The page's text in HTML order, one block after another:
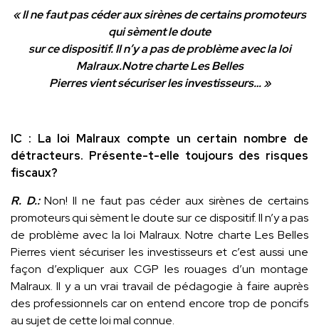
« Il ne faut pas céder aux sirènes decertains promoteurs
qui sèment le doute
sur ce dispositif. Il n’y a pas de problèmeavec la loi
Malraux.Notre charte Les Belles
Pierres vient sécuriser les investisseurs… »
IC : La loi Malraux compte un certain nombre de
détracteurs. Présente-t-elle toujours des risques
fiscaux?
R. D.:Non! Il ne faut pas céder aux sirènes de certains
promoteurs qui sèment le doute sur ce dispositif. Il n’y a pas
de problème avec la loi Malraux. Notre charte Les Belles
Pierres vient sécuriser les investisseurs et c’est aussi une
façon d’expliquer aux CGP les rouages d’un montage
Malraux. Il y a un vrai travail de pédagogie à faire auprès
des professionnels car on entend encore trop de poncifs
au sujet de cette loi mal connue.